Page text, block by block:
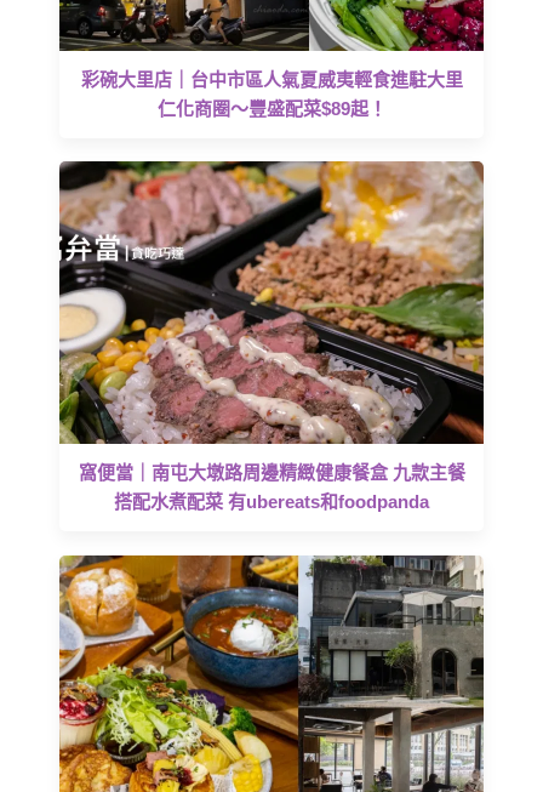
彩碗大里店｜台中市區人氣夏威夷輕食進駐大里
仁化商圈～豐盛配菜$89起！
窩便當｜南屯大墩路周邊精緻健康餐盒 九款主餐
搭配水煮配菜 有ubereats和foodpanda